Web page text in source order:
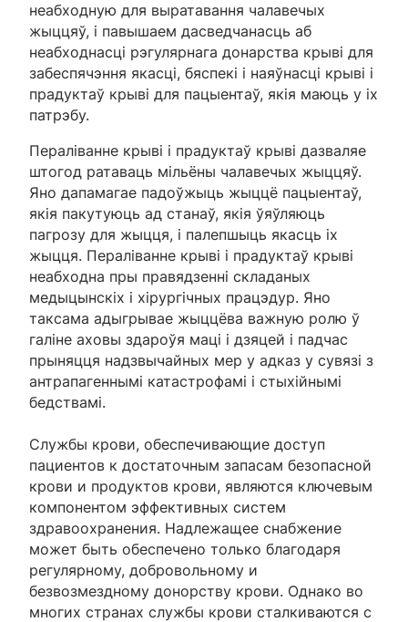
неабходную для выратавання чалавечых
жыццяў, і павышаем дасведчанасць аб
неабходнасці рэгулярнага донарства крыві для
забеспячэння якасці, бяспекі і наяўнасці крыві і
прадуктаў крыві для пацыентаў, якія маюць у іх
патрэбу.
Пераліванне крыві і прадуктаў крыві дазваляе
штогод ратаваць мільёны чалавечых жыццяў.
Яно дапамагае падоўжыць жыццё пацыентаў,
якія пакутуюць ад станаў, якія ўяўляюць
пагрозу для жыцця, і палепшыць якасць іх
жыцця. Пераліванне крыві і прадуктаў крыві
неабходна пры правядзенні складаных
медыцынскіх і хірургічных працэдур. Яно
таксама адыгрывае жыццёва важную ролю ў
галіне аховы здароўя маці і дзяцей і падчас
прыняцця надзвычайных мер у адказ у сувязі з
антрапагеннымі катастрофамі і стыхійнымі
бедствамі.
Службы крови, обеспечивающие доступ
пациентов к достаточным запасам безопасной
крови и продуктов крови, являются ключевым
компонентом эффективных систем
здравоохранения. Надлежащее снабжение
может быть обеспечено только благодаря
регулярному, добровольному и
безвозмездному донорству крови. Однако во
многих странах службы крови сталкиваются с